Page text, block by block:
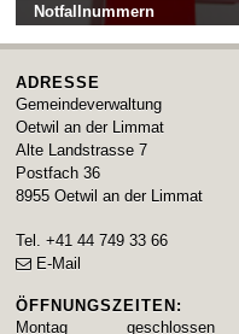
Notfallnummern
ADRESSE
Gemeindeverwaltung
Oetwil an der Limmat
Alte Landstrasse 7
Postfach 36
8955 Oetwil an der Limmat
Tel.+41 44 749 33 66
E-Mail
ÖFFNUNGSZEITEN:
Montag
geschlossen